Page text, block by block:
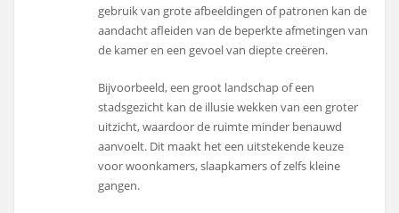
gebruik van grote afbeeldingen of patronen kan de
aandacht afleiden van de beperkte afmetingen van
de kamer en een gevoel van diepte creëren.
Bijvoorbeeld, een groot landschap of een
stadsgezicht kan de illusie wekken van een groter
uitzicht, waardoor de ruimte minder benauwd
aanvoelt. Dit maakt het een uitstekende keuze
voor woonkamers, slaapkamers of zelfs kleine
gangen.